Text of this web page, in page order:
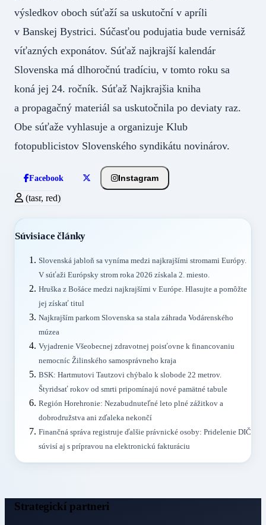
výsledkov oboch súťaží sa uskutoční v apríli
v Banskej Bystrici. Súčasťou podujatia bude vernisáž
víťazných exponátov. Súťaž najkrajší kalendár
Slovenska má dlhoročnú tradíciu, v tomto roku sa
koná jej 24. ročník. Súťaž Najkrajšia kniha
a propagačný materiál sa uskutočnila po deviaty raz.
Obe súťaže vyhlasuje a organizuje Klub
fotopublicistov Slovenského syndikátu novinárov.
Facebook Instagram
(tasr, red)
Súvisiace články
Slovenská jabloň sa vyníma medzi najkrajšími stromami Európy.
V súťaži Európsky strom roka 2026 získala 2. miesto.
Hruška z Bošáce medzi najkrajšími v Európe. Hlasujte a pomôžte
jej získať titul
Najkrajším parkom Slovenska sa stala záhrada Vodárenského
múzea
Vyjadrenie Všeobecnej zdravotnej poisťovne k financovaniu
nemocníc Žilinského samosprávneho kraja
BSK: Hartmutovi Tautzovi chýbalo k slobode 22 metrov.
Štyridsať rokov od smrti pripomínajú nové pamätné tabule
Región Horehronie: Nezabudnuteľné leto plné zážitkov a
dobrodružstva ani zďaleka nekončí
Finančná správa registruje ďalšie právnické osoby: Pridelenie DIČ
súvisí aj s prípravou na elektronickú fakturáciu
Strategickí partneri